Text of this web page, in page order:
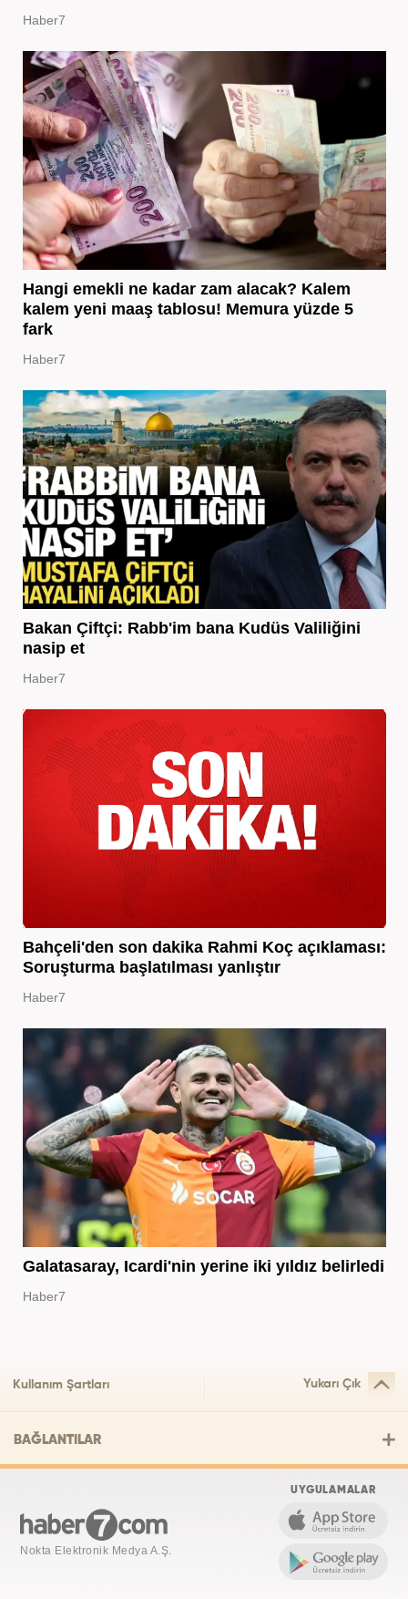
Haber7
Hangi emekli ne kadar zam alacak? Kalem
kalem yeni maaş tablosu! Memura yüzde 5
fark
Haber7
Bakan Çiftçi: Rabb'im bana Kudüs Valiliğini
nasip et
Haber7
Bahçeli'den son dakika Rahmi Koç açıklaması:
Soruşturma başlatılması yanlıştır
Haber7
Galatasaray, Icardi'nin yerine iki yıldız belirledi
Haber7
Kullanım Şartları Yukarı Çık
BAĞLANTILAR
Nokta Elektronik Medya A.Ş.
UYGULAMALAR